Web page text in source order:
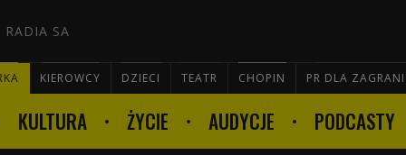
RADIA SA
KIEROWCY DZIECI TEATR CHOPIN PR DLA

KULTURA ŻYCIE AUDYCJE PODCASTY